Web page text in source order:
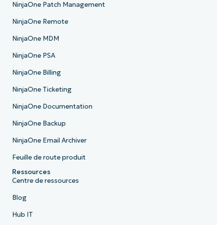
NinjaOne Patch Management
NinjaOne Remote
NinjaOne MDM
NinjaOne PSA
NinjaOne Billing
NinjaOne Ticketing
NinjaOne Documentation
NinjaOne Backup
NinjaOne Email Archiver
Feuille de route produit
Ressources
Centre de ressources
Blog
Hub IT